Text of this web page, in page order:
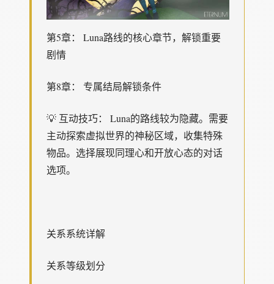
第5章： Luna路线的核心章节，解锁重要
剧情
第8章： 专属结局解锁条件
💡 互动技巧： Luna的路线较为隐藏。需要
主动探索虚拟世界的神秘区域，收集特殊
物品。选择展现同理心和开放心态的对话
选项。
关系系统详解
关系等级划分